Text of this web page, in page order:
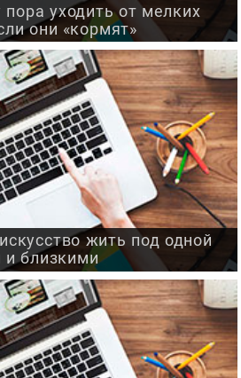
уходить от мелких
они «кормят»
жить под одной
близкими